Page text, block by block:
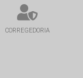
CORREGEDORIA